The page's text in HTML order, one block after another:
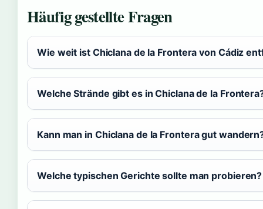
Häufig gestellte Fragen
Wie weit ist Chiclana de la Frontera von Cádiz
Welche Strände gibt es in Chiclana de la
Kann man in Chiclana de la Frontera gut
Welche typischen Gerichte sollte man probieren?